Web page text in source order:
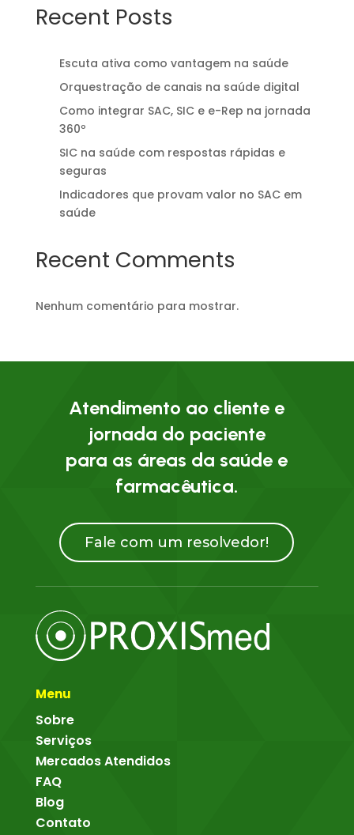
Recent Posts
Escuta ativa como vantagem na saúde
Orquestração de canais na saúde digital
Como integrar SAC, SIC e e-Rep na jornada
360º
SIC na saúde com respostas rápidas e
seguras
Indicadores que provam valor no SAC em
saúde
Recent Comments
Nenhum comentário para mostrar.
Atendimento ao cliente e
jornada do paciente
para as áreas da saúde e
farmacêutica.
Fale com um resolvedor!
Menu
Sobre
Serviços
Mercados Atendidos
FAQ
Blog
Contato